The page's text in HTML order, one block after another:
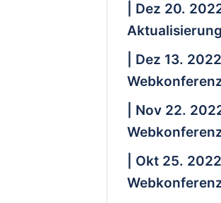
| Dez 20.
| Dez 13. 2022
| Nov 22.
| Okt 25. 2022